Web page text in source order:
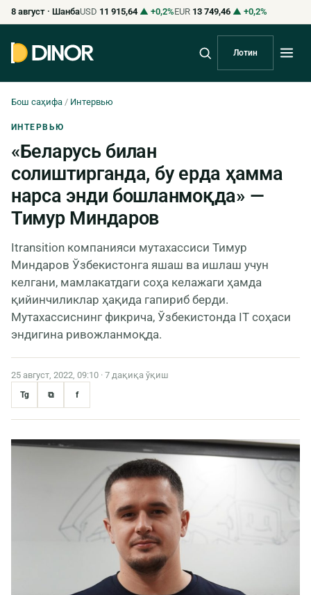
8 август · ШанбаUSD 11 915,64 ▲ +0,2%EUR 13 749,46 ▲ +0,2%
Лотин
Бош саҳифа / Интервью
ИНТЕРВЬЮ
«Беларусь билан
солиштирганда, бу ерда ҳамма
нарса энди бошланмоқда» —
Тимур Миндаров
Itransition компанияси мутахассиси Тимур
Миндаров Ўзбекистонга яшаш ва ишлаш учун
келгани, мамлакатдаги соҳа келажаги ҳамда
қийинчиликлар ҳақида гапириб берди.
Мутахассиснинг фикрича, Ўзбекистонда IT соҳаси
эндигина ривожланмоқда.
25 август, 2022, 09:10 · 7 дақиқа ўқиш
Tg ⧉ f